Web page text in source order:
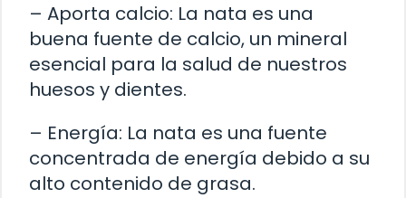
– Aporta calcio: La nata es una
buena fuente de calcio, un mineral
esencial para la salud de nuestros
huesos y dientes.
– Energía: La nata es una fuente
concentrada de energía debido a su
alto contenido de grasa.